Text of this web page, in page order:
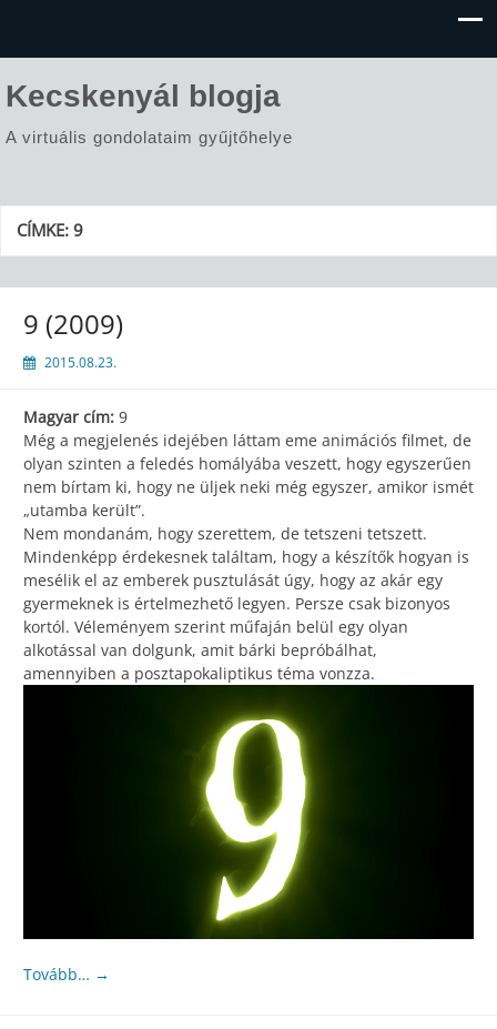
Kecskenyál blogja
A virtuális gondolataim gyűjtőhelye
CÍMKE:9
9 (2009)
2015.08.23.
Magyar cím: 9
Még a megjelenés idejében láttam eme animációs filmet, de
olyan szinten a feledés homályába veszett, hogy egyszerűen
nem bírtam ki, hogy ne üljek neki még egyszer, amikor ismét
„utamba került”.
Nem mondanám, hogy szerettem, de tetszeni tetszett.
Mindenképp érdekesnek találtam, hogy a készítők hogyan is
mesélik el az emberek pusztulását úgy, hogy az akár egy
gyermeknek is értelmezhető legyen. Persze csak bizonyos
kortól. Véleményem szerint műfaján belül egy olyan
alkotással van dolgunk, amit bárki bepróbálhat,
amennyiben a posztapokaliptikus téma vonzza.
Tovább… →